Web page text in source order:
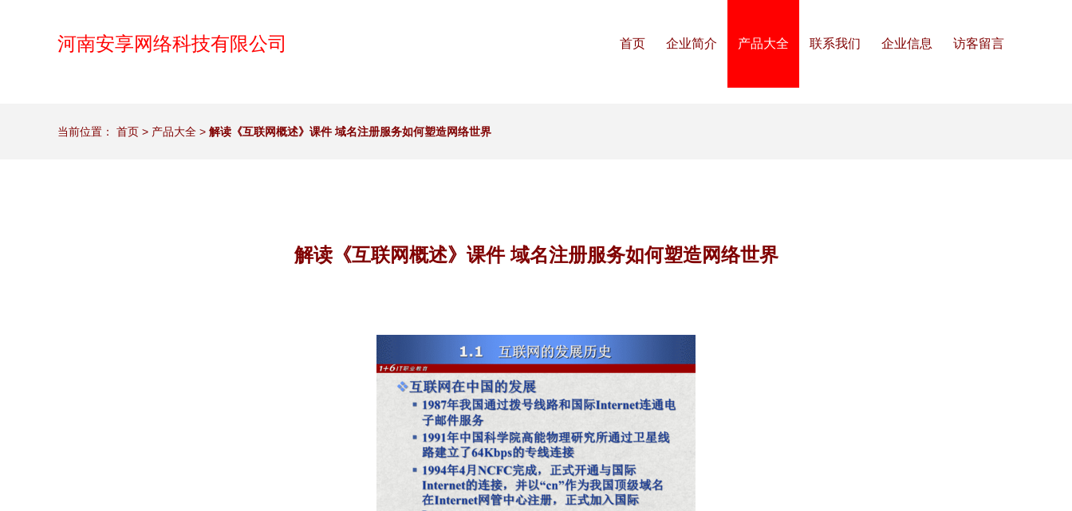
河南安享网络科技有限公司 首页 企业简介 产品大全 联系我们 企业信息 访客留言
当前位置： 首页 > 产品大全 > 解读《互联网概述》课件 域名注册服务如何塑造网络世界
解读《互联网概述》课件 域名注册服务如何塑造网络世界